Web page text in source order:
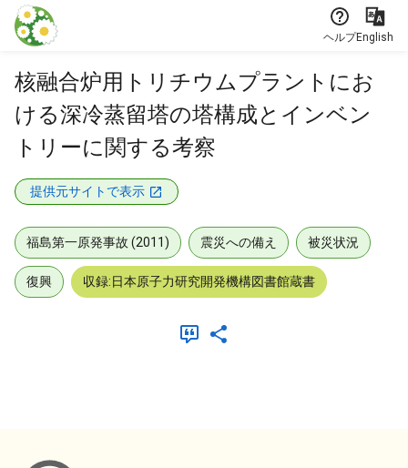
本文に飛ぶ
ヘルプEnglish
核融合炉用トリチウムプラントにお
ける深冷蒸留塔の塔構成とインベン
トリーに関する考察
提供元サイトで表示
福島第一原発事故 (2011) 震災への備え 被災状況
復興 収録:日本原子力研究開発機構図書館蔵書